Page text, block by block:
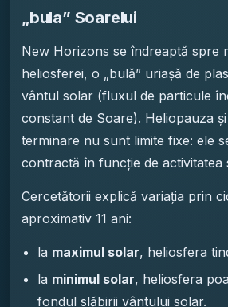
„bula” Soarelui
New Horizons se îndreaptă spre
heliosferei, o „bulă” uriașă de
vântul solar (fluxul de particule
constant de Soare). Heliopauza
terminare nu sunt limite fixe: ele
contractă în funcție de activitatea
Cercetătorii explică variația prin
aproximativ 11 ani:
la maximul solar, heliosfera
la minimul solar, heliosfera
fondul slăbirii vântului solar.